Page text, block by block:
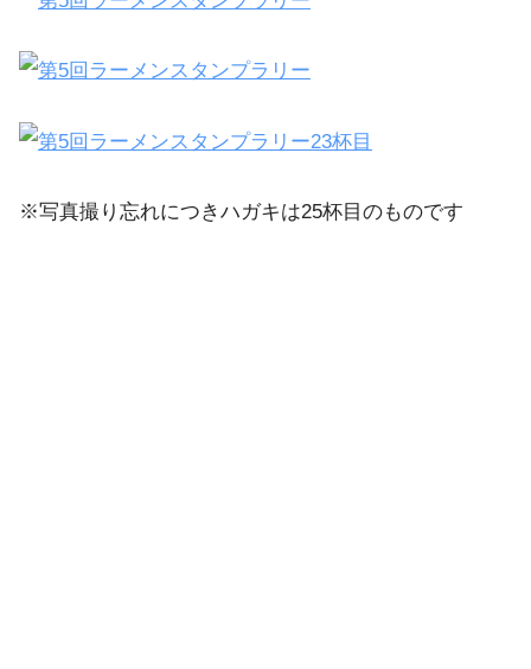
※写真撮り忘れにつきハガキは25杯目のものです